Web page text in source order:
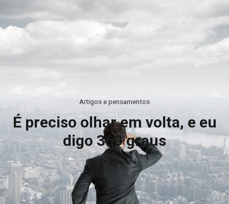
Artigos e pensamentos
É preciso olhar em volta, e eu
digo 360 graus
11 anos atrás